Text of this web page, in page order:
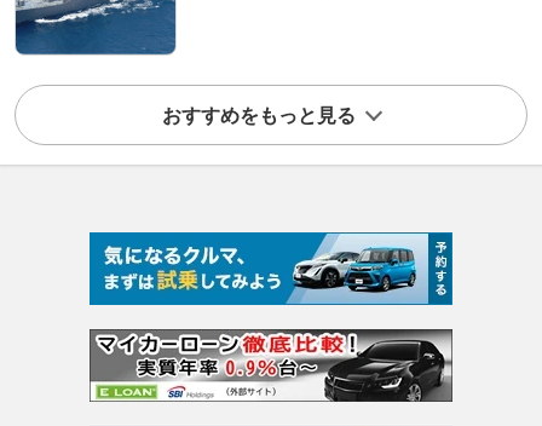
おすすめをもっと見る